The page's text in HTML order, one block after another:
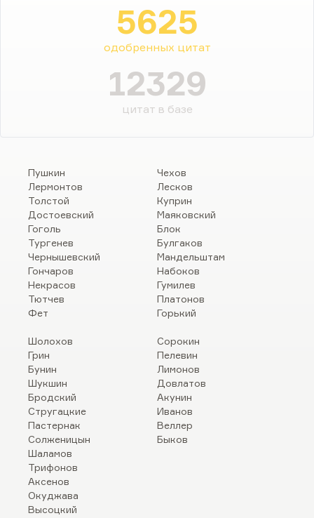
5625
одобренных цитат
12329
цитат в базе
Пушкин
Лермонтов
Толстой
Достоевский
Гоголь
Тургенев
Чернышевский
Гончаров
Некрасов
Тютчев
Фет
Чехов
Лесков
Куприн
Маяковский
Блок
Булгаков
Мандельштам
Набоков
Гумилев
Платонов
Горький
Шолохов
Грин
Бунин
Шукшин
Бродский
Стругацкие
Пастернак
Солженицын
Шаламов
Трифонов
Аксенов
Окуджава
Высоцкий
Сорокин
Пелевин
Лимонов
Довлатов
Акунин
Иванов
Веллер
Быков